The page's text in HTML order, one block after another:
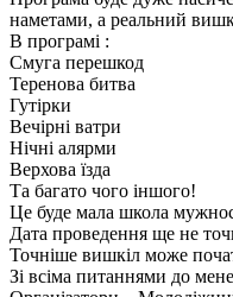
наметами, а реальний
В програмі :
Смуга перешкод
Теренова битва
Гутірки
Вечірні ватри
Нічні алярми
Верхова їзда
Та багато чого іншого!
Це буде мала школа
Дата проведення ще не
Точніше вишкіл може
Зі всіма питаннями до